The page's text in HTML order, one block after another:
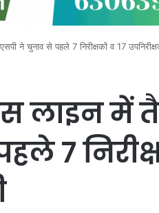
ने चुनाव से पहले 7 निरीक्षकों व 17
में
7